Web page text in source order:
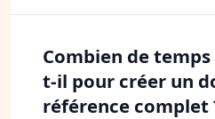
Combien de
t-il pour créer un
référence complet